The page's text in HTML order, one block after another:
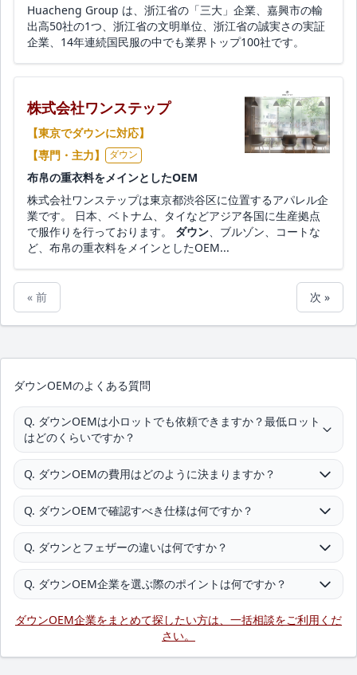
Huacheng Group は、浙江省の「三大」企業、嘉興市の輸
出高50社の1つ、浙江省の文明単位、浙江省の誠実さの実証
企業、14年連続国民服の中でも業界トップ100社です。
株式会社ワンステップ
【東京でダウンに対応】
【専門・主力】
ダウン
布帛の重衣料をメインとしたOEM
株式会社ワンステップは東京都渋谷区に位置するアパレル企
業です。 日本、ベトナム、タイなどアジア各国に生産拠点
で服作りを行っております。 ダウン 、ブルゾン、コートな
ど、布帛の重衣料をメインとしたOEM...
« 前 次 »
ダウンOEMのよくある質問
Q. ダウンOEMは小ロットでも依頼できますか？最低ロット
はどのくらいですか？
Q. ダウンOEMの費用はどのように決まりますか？
Q. ダウンOEMで確認すべき仕様は何ですか？
Q. ダウンとフェザーの違いは何ですか？
Q. ダウンOEM企業を選ぶ際のポイントは何ですか？
ダウンOEM企業をまとめて探したい方は、一括相談をご利用くだ
さい。